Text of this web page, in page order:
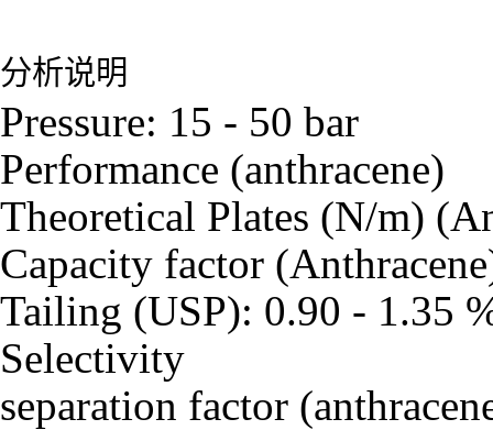
分析说明
Pressure: 15 - 50 bar
Performance (anthracene)
Theoretical Plates (N/m)
Capacity factor
Tailing (USP): 0.90 - 1.35
Selectivity
separation factor